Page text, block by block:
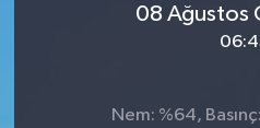
08 Ağustos
Nem: %64,